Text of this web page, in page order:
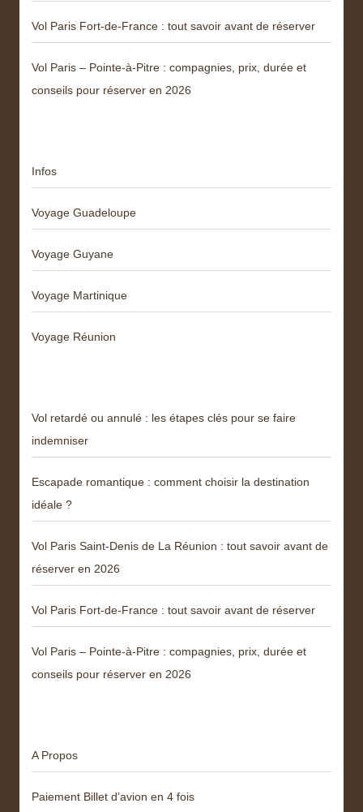
Vol Paris Fort-de-France : tout savoir avant de réserver
Vol Paris – Pointe-à-Pitre : compagnies, prix, durée et
conseils pour réserver en 2026
Infos
Voyage Guadeloupe
Voyage Guyane
Voyage Martinique
Voyage Réunion
Vol retardé ou annulé : les étapes clés pour se faire
indemniser
Escapade romantique : comment choisir la destination
idéale ?
Vol Paris Saint-Denis de La Réunion : tout savoir avant de
réserver en 2026
Vol Paris Fort-de-France : tout savoir avant de réserver
Vol Paris – Pointe-à-Pitre : compagnies, prix, durée et
conseils pour réserver en 2026
A Propos
Paiement Billet d’avion en 4 fois